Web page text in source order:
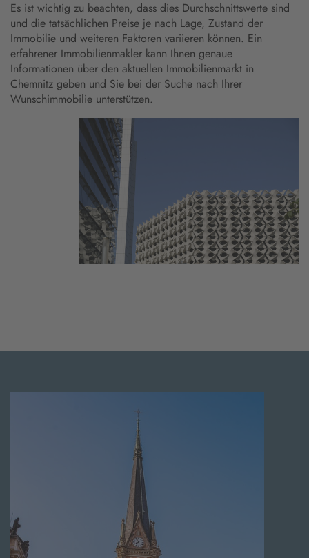
Es ist wichtig zu beachten, dass dies Durchschnittswerte sind
und die tatsächlichen Preise je nach Lage, Zustand der
Immobilie und weiteren Faktoren variieren können. Ein
erfahrener Immobilienmakler kann Ihnen genaue
Informationen über den aktuellen Immobilienmarkt in
Chemnitz geben und Sie bei der Suche nach Ihrer
Wunschimmobilie unterstützen.